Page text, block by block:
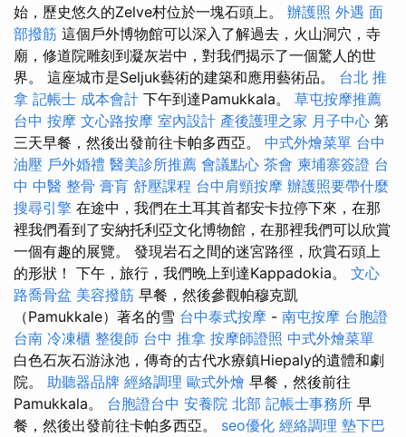
始，歷史悠久的Zelve村位於一塊石頭上。 辦護照 外遇 面
部撥筋 這個戶外博物館可以深入了解過去，火山洞穴，寺
廟，修道院雕刻到凝灰岩中，對我們揭示了一個驚人的世
界。 這座城市是Seljuk藝術的建築和應用藝術品。 台北 推
拿 記帳士 成本會計 下午到達Pamukkala。 草屯按摩推薦
台中 按摩 文心路按摩 室內設計 產後護理之家 月子中心 第
三天早餐，然後出發前往卡帕多西亞。 中式外燴菜單 台中
油壓 戶外婚禮 醫美診所推薦 會議點心 茶會 柬埔寨簽證 台
中 中醫 整骨 膏肓 舒壓課程 台中肩頸按摩 辦護照要帶什麼
搜尋引擎 在途中，我們在土耳其首都安卡拉停下來，在那
裡我們看到了安納托利亞文化博物館，在那裡我們可以欣賞
一個有趣的展覽。 發現岩石之間的迷宮路徑，欣賞石頭上
的形狀！ 下午，旅行，我們晚上到達Kappadokia。 文心
路喬骨盆 美容撥筋 早餐，然後參觀帕穆克凱
（Pamukkale）著名的雪 台中泰式按摩 - 南屯按摩 台胞證
台南 冷凍櫃 整復師 台中 推拿 按摩師證照 中式外燴菜單
白色石灰石游泳池，傳奇的古代水療鎮Hiepaly的遺體和劇
院。 助聽器品牌 經絡調理 歐式外燴 早餐，然後前往
Pamukkala。 台胞證台中 安養院 北部 記帳士事務所 早
餐，然後出發前往卡帕多西亞。 seo優化 經絡調理 墊下巴